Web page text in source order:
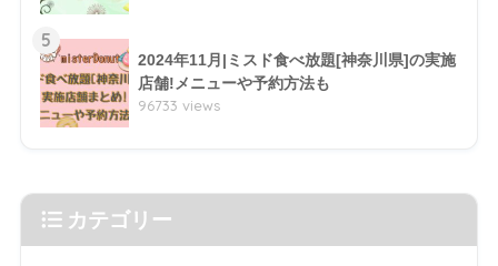
5
2024年11月|ミスド食べ放題[神奈川県]の実施
店舗!メニューや予約方法も
96733 views
カテゴリー